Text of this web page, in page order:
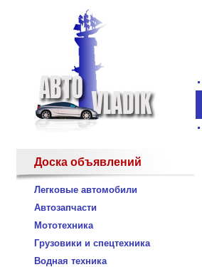
Доска объявлений
Легковые автомобили
Автозапчасти
Мототехника
Грузовики и спецтехника
Водная техника